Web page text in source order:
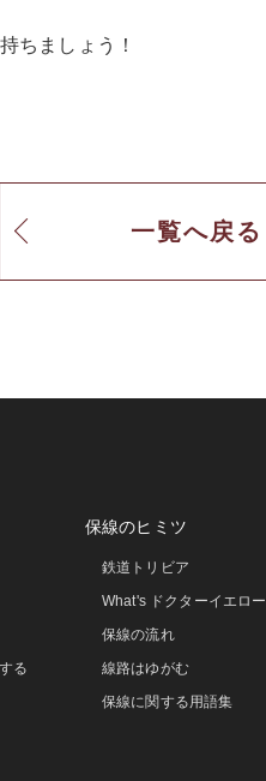
ちましょう！
一覧へ戻る
る
保線のヒミツ
鉄道トリビア
What's ドクターイエロー
保線の流れ
線路はゆがむ
保線に関する用語集